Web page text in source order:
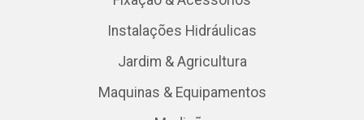
Instalações Hidráulicas
Jardim & Agricultura
Maquinas & Equipamentos